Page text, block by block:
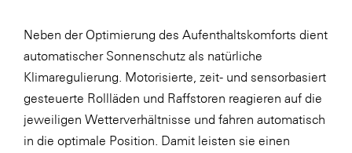
MTH Retail Group
OMV
OptimaMed
PAGRO
PHH Rechtsanwält:innen
Neben der Optimierung des Aufenthaltskomforts dient
automatischer Sonnenschutz als natürliche
Klimaregulierung. Motorisierte, zeit- und sensorbasiert
gesteuerte Rollläden und Raffstoren reagieren auf die
jeweiligen Wetterverhältnisse und fahren automatisch
in die optimale Position. Damit leisten sie einen